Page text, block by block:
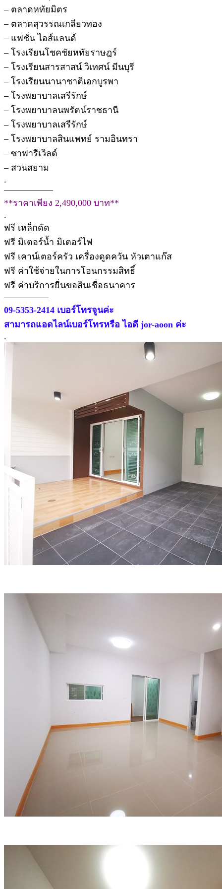
– ตลาดหทัยมิตร
– ตลาดสุวรรณเกลียวทอง
– แฟชั่น ไอส์แลนด์
– โรงเรียนโชคชัยหทัยราษฎร์
– โรงเรียนสารสาสน์ วิเทศน์ มีนบุรี
– โรงเรียนนานาชาติเอกบูรพา
– โรงพยาบาลเสรีรักษ์
– โรงพยาบาลนพรัตน์ราชธานี
– โรงพยาบาลเสรีรักษ์
– โรงพยาบาลสินแพทย์ รามอินทรา
– ซาฟารีเวิลด์
– สวนสยาม
.
—————–
**ราคาเพียง 2,490,000 บาท**
.
ฟรี เหล็กดัด
ฟรี มิเตอร์น้ำ มิเตอร์ไฟ
ฟรี เคาน์เตอร์ครัว เครื่องดูดควัน หัวเตาแก๊ส
ฟรี ค่าใช้จ่ายในการโอนกรรมสิทธิ์
ฟรี ค่าบริการยื่นขอสินเชื่อธนาคาร
—————
09-5353-2414 เบอร์โทรจูนค่ะ
สามารถแอดไลน์เบอร์โทรหรือ ไอดี jor-aoon ค่ะ
.